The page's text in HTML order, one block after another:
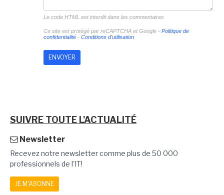
Le code HTML est interdit dans les commentaires
Ce site est protégé par reCAPTCHA et Google - Politique de
confidentialité- Conditions d'utilisation
SUIVRE TOUTE L'ACTUALITÉ
Newsletter
Recevez notre newsletter comme plus de 50 000
professionnels de l'IT!
JE M'ABONNE